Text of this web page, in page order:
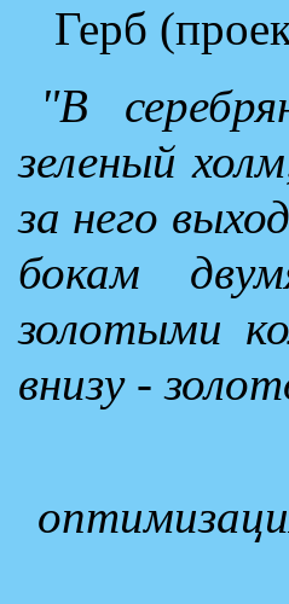
Герб
"В
зеленый
за него
бокам
золотыми
внизу -